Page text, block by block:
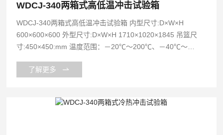
WDCJ-340两箱式高低温冲击试验箱
WDCJ-340两箱式高低温冲击试验箱 内型尺寸:D×W×H
600×600×600 外型尺寸:D×W×H 1710×1020×1845 吊篮尺
寸:450×450:mm 温度范围：－20℃～200℃、－40℃～
了解更多